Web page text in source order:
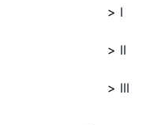
I
II
III